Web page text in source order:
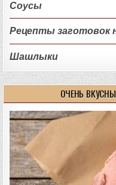
Соусы
Рецепты заготовок
Шашлыки
ОЧЕНЬ